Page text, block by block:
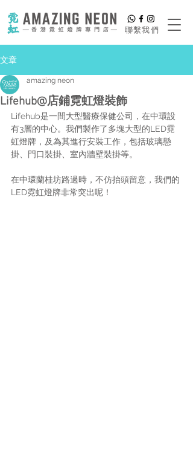
​聯繫我們
文章
Lifehub@店鋪霓虹燈裝飾
amazing neon
Lifehub是一間大型醫療保健公司，在中環設
有3層的中心。我們製作了多塊大型的LED霓
虹燈牌，及為其進行安裝工作，包括玻璃懸
掛、門口裝掛、室內牆壁裝掛等。
在中環蘭桂坊路過時，不仿抬頭留意，我們的
LED霓虹燈牌非常突出呢！